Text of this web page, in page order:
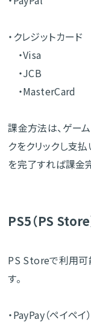
・クレジットカード
・Visa
・JCB
・MasterCard
課金方法は、ゲー
クをクリックし支
を完了すれば課金
PS5（PS
PS Storeで利用可
す。
・PayPay（ペイペイ）